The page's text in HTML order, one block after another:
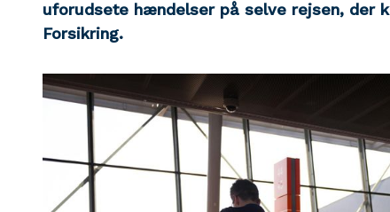
uforudsete hændelser på selve rejsen, der
Forsikring.